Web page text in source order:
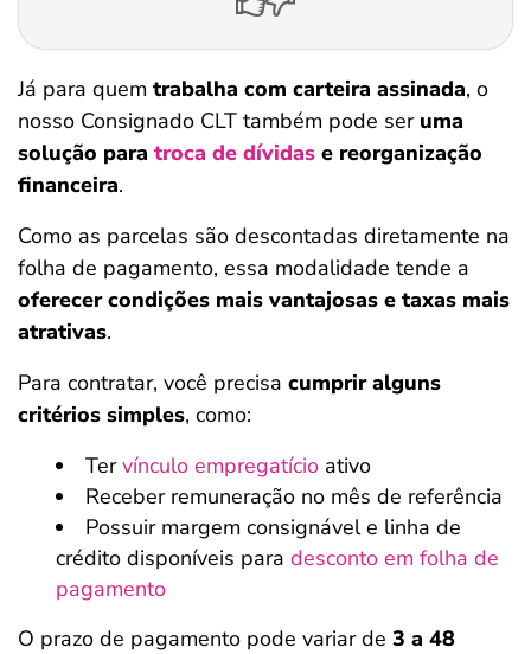
Já para quem trabalha com carteira assinada, o
nosso Consignado CLT também pode seruma
solução para troca de dívidas e reorganização
financeira.
Como as parcelas são descontadas diretamente na
folha de pagamento, essa modalidade tende a
oferecer condições mais vantajosas e taxas mais
atrativas.
Para contratar, você precisa cumprir alguns
critérios simples, como:
Tervínculo empregatício ativo
Receber remuneração no mês de referência
Possuir margem consignável e linha de
crédito disponíveis para desconto em folha de
pagamento
O prazo de pagamento pode variar de 3 a 48